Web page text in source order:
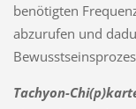
benötigten
abzurufen und
Tachyon-